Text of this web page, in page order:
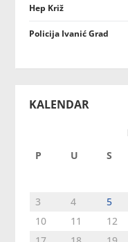
Hep Križ
Policija Ivanić Grad
KALENDAR
P U S
3
4 5
10
11 12